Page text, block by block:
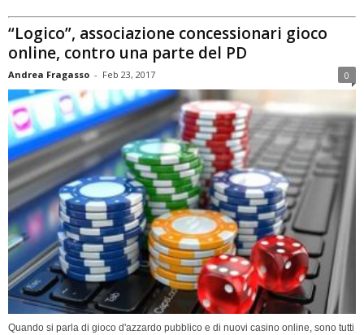
“Logico”, associazione concessionari gioco
online, contro una parte del PD
Andrea Fragasso - Feb 23, 2017 0
Quando si parla di gioco d'azzardo pubblico e di nuovi casino online, sono tutti